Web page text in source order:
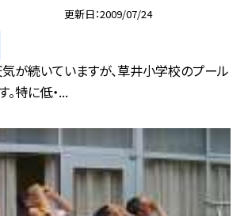
更新日 2009/07/24
が続いていますが、草井小学校のプール
特に低・...